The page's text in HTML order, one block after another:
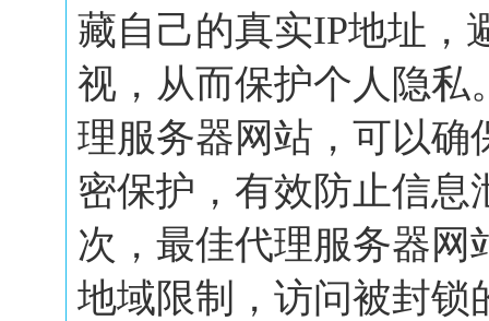
藏自己的真实IP地址，
视，从而保护个人隐私
理服务器网站，可以确
密保护，有效防止信
次，最佳代理服务器
地域限制，访问被封锁